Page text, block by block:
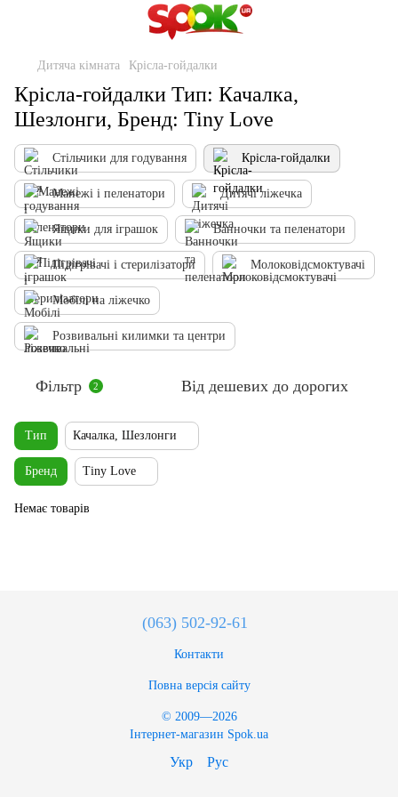
Дитяча кімната Крісла-гойдалки
Крісла-гойдалки Тип: Качалка,
Шезлонги, Бренд: Tiny Love
Стільчики для годування Крісла-гойдалки
Манежі і пеленатори Дитячі ліжечка
Ящики для іграшок Ванночки та пеленатори
Підігрівачі і стерилізатори Молоковідсмоктувачі
Мобілі на ліжечко
Розвивальні килимки та центри
Фільтр 2 Від дешевих до дорогих
Тип Качалка, Шезлонги
Бренд Tiny Love
Немає товарів
(063) 502-92-61
Контакти
Повна версія сайту
© 2009—2026
Інтернет-магазин Spok.ua
Укр Рус